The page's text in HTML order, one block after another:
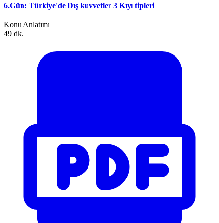
6.Gün: Türkiye'de Dış kuvvetler 3 Kıyı tipleri
Konu Anlatımı
49 dk.